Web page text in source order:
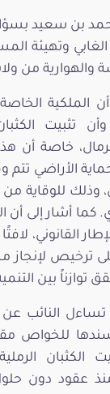
بن سعيد
وتهيئة
والهوارية من
أن الملكية
وأن تثبيت
خاصة أن هذا
الأراضي تتم
وذلك للوقاية من
كما أشار إلى أن
القانوني،
ترخيص لإنجاز
توازناً بين
تساءل النائب عن
للخواص
الكثبان
عقود دون